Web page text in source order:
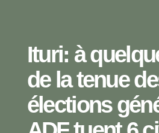
Ituri: à
de la tenue
élections